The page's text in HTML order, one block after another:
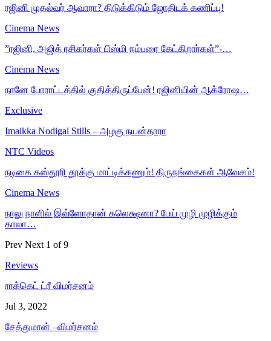
ரஜினி முதல்வர் ஆவாரா? திடுக்கிடும் ஜோதிடக் கணிப்பு!
Cinema News
”ரஜினி, அஜித் ரசிகர்கள் பிஸ்மி நம்பரை கேட்கிறார்கள்”-…
Cinema News
நானே போராட்டத்தில் குதித்திருப்பேன்! ரஜினியின் ஆக்ரோஷ…
Exclusive
Imaikka Nodigal Stills – அழகு நயன்தாரா
NTC Videos
நடிகை கஸ்தூரி தூக்கு மாட்டிக்கணும்! திருநங்கைகள் ஆவேசம்!
Cinema News
நாலு நாளில் இவ்ளோதான் கலெக்ஷனா? பேய் முழி முழிக்கும்
காலா…
Prev Next 1 of 9
Reviews
ராக்கெட் ட்ரீ விமர்சனம்
Jul 3, 2022
சேத்துமான் –விமர்சனம்